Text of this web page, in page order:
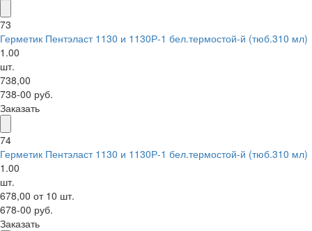
73
Герметик Пентэласт 1130 и 1130Р-1 бел.термостой-й (тюб.310 мл)
1.00
шт.
738,00
738-00 руб.
Заказать
74
Герметик Пентэласт 1130 и 1130Р-1 бел.термостой-й (тюб.310 мл)
1.00
шт.
678,00 от 10 шт.
678-00 руб.
Заказать